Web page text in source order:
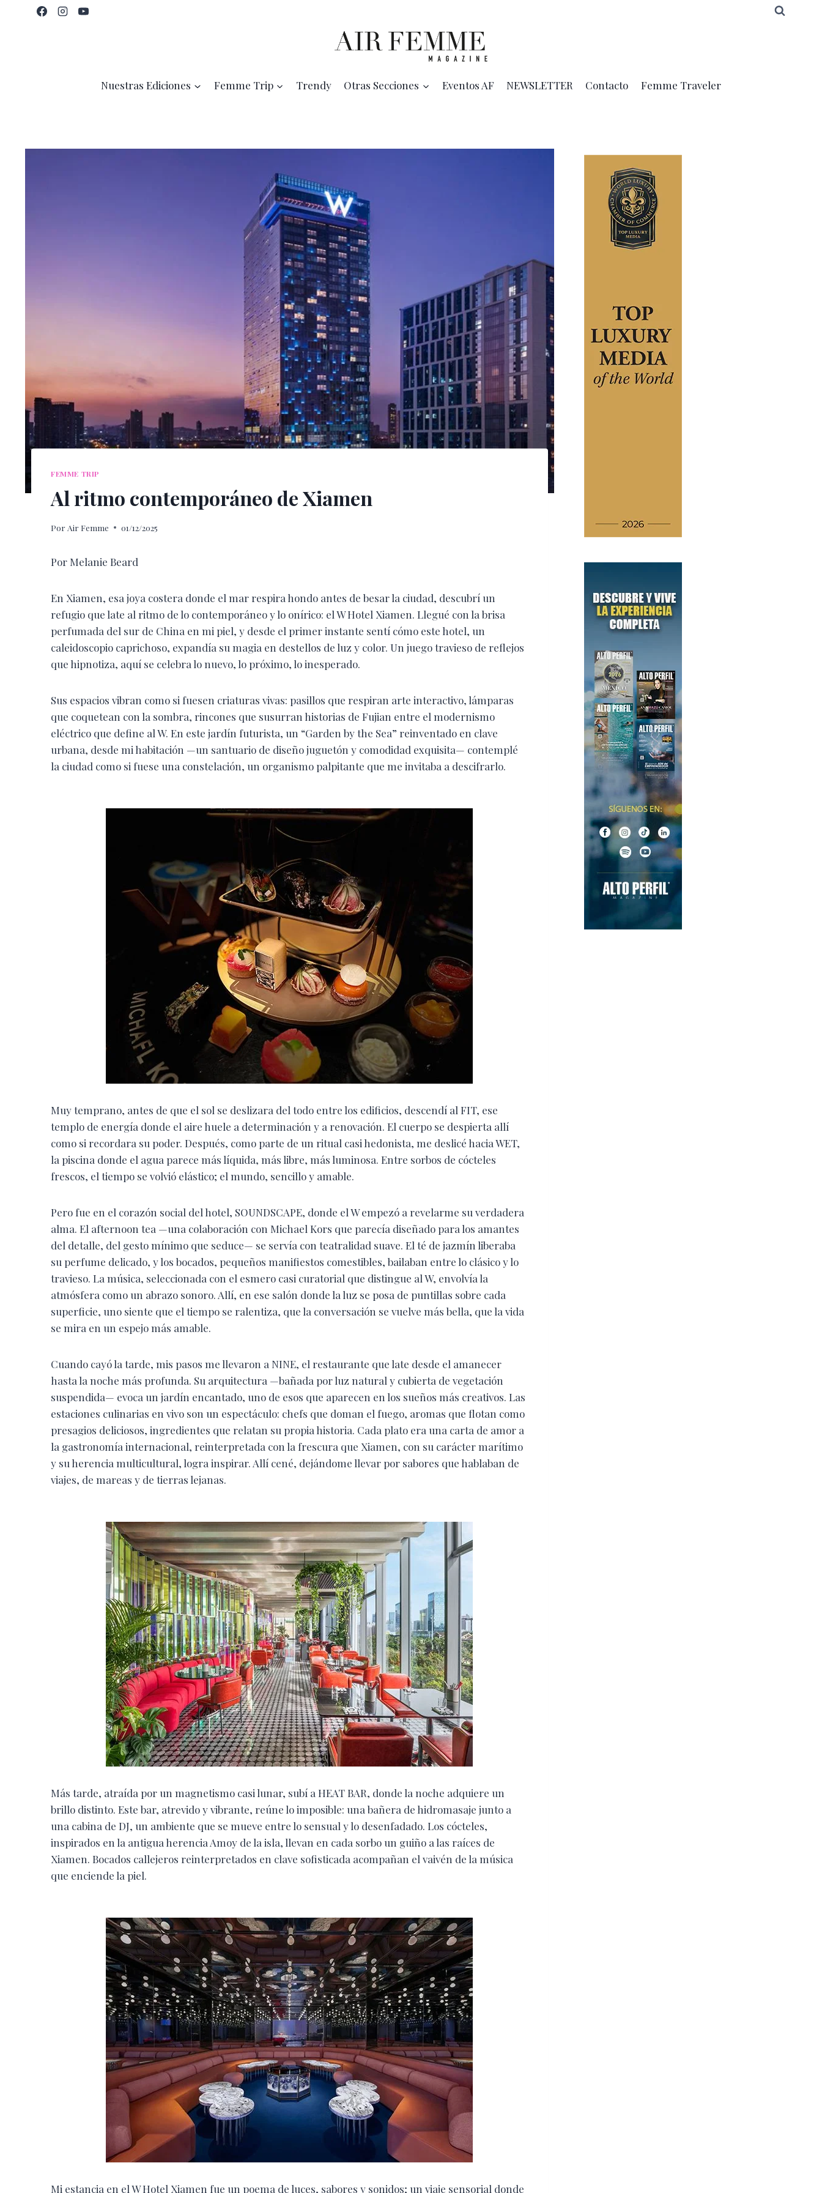
Nuestras Ediciones Femme Trip Trendy Otras Secciones Eventos AF NEWSLETTER Contacto Femme Traveler
FEMME TRIP
Al ritmo contemporáneo de Xiamen
Por Air Femme 01/12/2025
Por Melanie Beard
En Xiamen, esa joya costera donde el mar respira hondo antes de besar la ciudad, descubrí un
refugio que late al ritmo de lo contemporáneo y lo onírico: el W Hotel Xiamen. Llegué con la brisa
perfumada del sur de China en mi piel, y desde el primer instante sentí cómo este hotel, un
caleidoscopio caprichoso, expandía su magia en destellos de luz y color. Un juego travieso de reflejos
que hipnotiza, aquí se celebra lo nuevo, lo próximo, lo inesperado.
Sus espacios vibran como si fuesen criaturas vivas: pasillos que respiran arte interactivo, lámparas
que coquetean con la sombra, rincones que susurran historias de Fujian entre el modernismo
eléctrico que define al W. En este jardín futurista, un “Garden by the Sea” reinventado en clave
urbana, desde mi habitación —un santuario de diseño juguetón y comodidad exquisita— contemplé
la ciudad como si fuese una constelación, un organismo palpitante que me invitaba a descifrarlo.
Muy temprano, antes de que el sol se deslizara del todo entre los edificios, descendí al FIT, ese
templo de energía donde el aire huele a determinación y a renovación. El cuerpo se despierta allí
como si recordara su poder. Después, como parte de un ritual casi hedonista, me deslicé hacia WET,
la piscina donde el agua parece más líquida, más libre, más luminosa. Entre sorbos de cócteles
frescos, el tiempo se volvió elástico; el mundo, sencillo y amable.
Pero fue en el corazón social del hotel, SOUNDSCAPE, donde el W empezó a revelarme su verdadera
alma. El afternoon tea —una colaboración con Michael Kors que parecía diseñado para los amantes
del detalle, del gesto mínimo que seduce— se servía con teatralidad suave. El té de jazmín liberaba
su perfume delicado, y los bocados, pequeños manifiestos comestibles, bailaban entre lo clásico y lo
travieso. La música, seleccionada con el esmero casi curatorial que distingue al W, envolvía la
atmósfera como un abrazo sonoro. Allí, en ese salón donde la luz se posa de puntillas sobre cada
superficie, uno siente que el tiempo se ralentiza, que la conversación se vuelve más bella, que la vida
se mira en un espejo más amable.
Cuando cayó la tarde, mis pasos me llevaron a NINE, el restaurante que late desde el amanecer
hasta la noche más profunda. Su arquitectura —bañada por luz natural y cubierta de vegetación
suspendida— evoca un jardín encantado, uno de esos que aparecen en los sueños más creativos. Las
estaciones culinarias en vivo son un espectáculo: chefs que doman el fuego, aromas que flotan como
presagios deliciosos, ingredientes que relatan su propia historia. Cada plato era una carta de amor a
la gastronomía internacional, reinterpretada con la frescura que Xiamen, con su carácter marítimo
y su herencia multicultural, logra inspirar. Allí cené, dejándome llevar por sabores que hablaban de
viajes, de mareas y de tierras lejanas.
Más tarde, atraída por un magnetismo casi lunar, subí a HEAT BAR, donde la noche adquiere un
brillo distinto. Este bar, atrevido y vibrante, reúne lo imposible: una bañera de hidromasaje junto a
una cabina de DJ, un ambiente que se mueve entre lo sensual y lo desenfadado. Los cócteles,
inspirados en la antigua herencia Amoy de la isla, llevan en cada sorbo un guiño a las raíces de
Xiamen. Bocados callejeros reinterpretados en clave sofisticada acompañan el vaivén de la música
que enciende la piel.
Mi estancia en el W Hotel Xiamen fue un poema de luces, sabores y sonidos; un viaje sensorial donde